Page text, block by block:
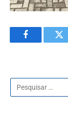
Facebook